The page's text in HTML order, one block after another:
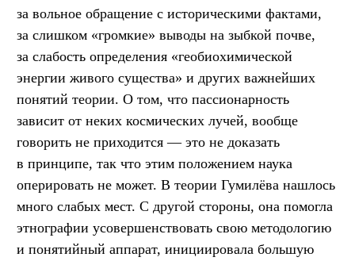
за вольное обращение с историческими фактами,
за слишком «громкие» выводы на зыбкой почве,
за слабость определения «геобиохимической
энергии живого существа» и других важнейших
понятий теории. О том, что пассионарность
зависит от неких космических лучей, вообще
говорить не приходится — это не доказать
в принципе, так что этим положением наука
оперировать не может. В теории Гумилёва нашлось
много слабых мест. С другой стороны, она помогла
этнографии усовершенствовать свою методологию
и понятийный аппарат, инициировала большую